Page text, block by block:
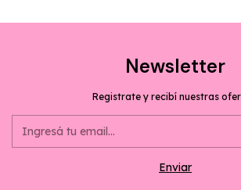
Newsletter
Registrate y recibí nuestras